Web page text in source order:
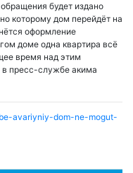
будет издано
которому дом перейдёт на
оформление
доме одна квартира всё
время над этим
пресс-службе акима
avariyniy-dom-ne-mogut-